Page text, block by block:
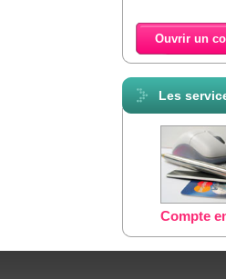
Ouvrir un
Les
Compte